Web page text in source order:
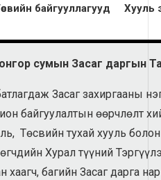
байгууллагууд Хууль
сумын Засаг даргын
Засаг захиргааны
байгуулалтын өөрчлөлт
Төсвийн тухай хууль
Хурал түүний
багийн Засаг дарга